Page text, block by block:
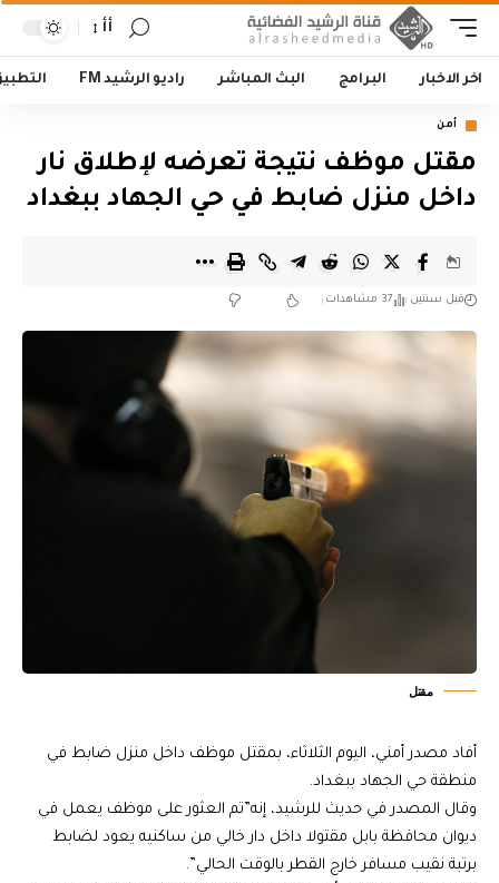
أأ
اخر الاخبار البرامج البث المباشر راديو الرشيد FM
أمن
مقتل موظف نتيجة تعرضه لإطلاق نار
داخل منزل ضابط في حي الجهاد ببغداد
قبل سنتين 37 مشاهدات
مقتل
أفاد مصدر أمني، اليوم الثلاثاء، بمقتل موظف داخل منزل ضابط في
منطقة حي الجهاد ببغداد.
وقال المصدر في حديث للرشيد، إنه”تم العثور على موظف يعمل في
ديوان محافظة بابل مقتولا داخل دار خالي من ساكنيه يعود لضابط
برتبة نقيب مسافر خارج القطر بالوقت الحالي”.